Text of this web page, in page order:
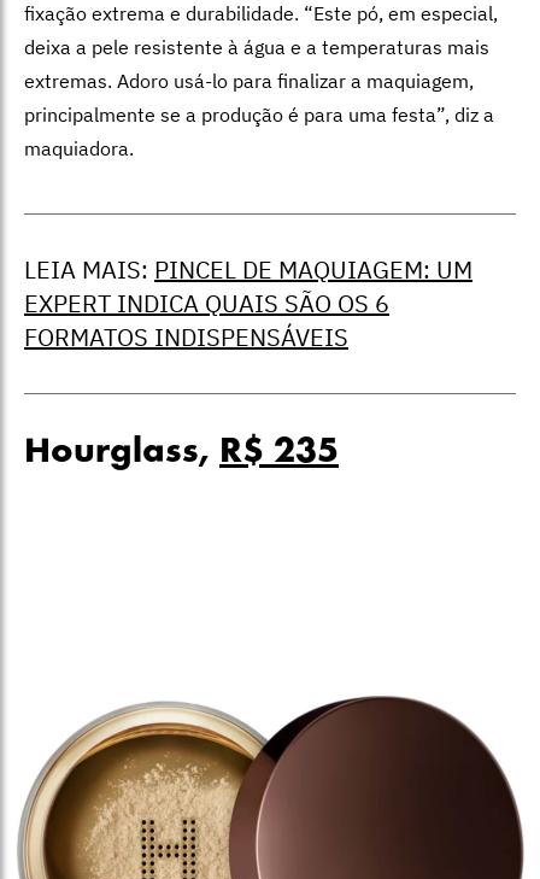
fixação extrema e durabilidade. “Este pó, em especial,
deixa a pele resistente à água e a temperaturas mais
extremas. Adoro usá-lo para finalizar a maquiagem,
principalmente se a produção é para uma festa”, diz a
maquiadora.
LEIA MAIS: PINCEL DE MAQUIAGEM: UM
EXPERT INDICA QUAIS SÃO OS 6
FORMATOS INDISPENSÁVEIS
Hourglass, R$ 235